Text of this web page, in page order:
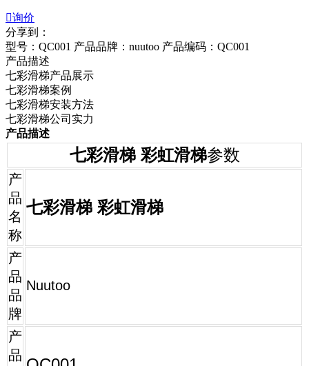
询价
分享到：
型号：QC001 产品品牌：nuutoo 产品编码：QC001
产品描述
七彩滑梯产品展示
七彩滑梯案例
七彩滑梯安装方法
七彩滑梯公司实力
产品描述
七彩滑梯彩虹滑梯参数
产
品
名
称
七彩滑梯 彩虹滑梯
产
品
品
牌
Nuutoo
产
品